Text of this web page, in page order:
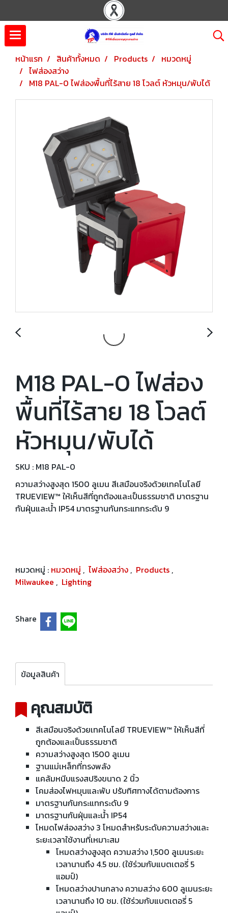
หน้าแรก สินค้าทั้งหมด Products
หมวดหมู่
ไฟส่องสว่าง
M18 PAL-0 ไฟส่องพื้นที่ไร้สาย 18 โวลต์ หัวหมุน/พับได้
M18 PAL-0 ไฟส่อง
พื้นที่ไร้สาย 18 โวลต์
หัวหมุน/พับได้
SKU : M18 PAL-0
ความสว่างสูงสุด 1500 ลูเมน สีเสมือนจริงด้วยเทคโนโลยี
TRUEVIEW™ ให้เห็นสีที่ถูกต้องและเป็นธรรมชาติ มาตรฐาน
กันฝุ่นและน้ำ IP54 มาตรฐานกันกระแทกระดับ 9
หมวดหมู่ : หมวดหมู่ , ไฟส่องสว่าง , Products ,
Milwaukee , Lighting
Share
ข้อมูลสินค้า
คุณสมบัติ
สีเสมือนจริงด้วยเทคโนโลยี TRUEVIEW™ ให้เห็นสีที่
ถูกต้องและเป็นธรรมชาติ
ความสว่างสูงสุด 1500 ลูเมน
ฐานแม่เหล็กที่ทรงพลัง
แคล้มหนีบแรงสปริงขนาด 2 นิ้ว
โคมส่องไฟหมุนและพับ ปรับทิศทางได้ตามต้องการ
มาตรฐานกันกระแทกระดับ 9
มาตรฐานกันฝุ่นและน้ำ IP54
โหมดไฟส่องสว่าง 3 โหมดสำหรับระดับความสว่างและ
ระยะเวลาใช้งานที่เหมาะสม
โหมดสว่างสูงสุด ความสว่าง 1,500 ลูเมนระยะ
เวลานานถึง 4.5 ชม. (ใช้ร่วมกับแบตเตอรี่ 5
แอมป์)
โหมดสว่างปานกลาง ความสว่าง 600 ลูเมนระยะ
เวลานานถึง 10 ชม. (ใช้ร่วมกับแบตเตอรี่ 5